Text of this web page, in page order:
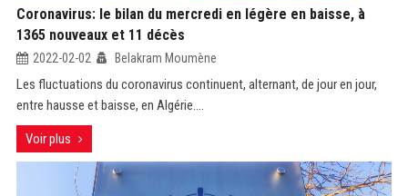
Coronavirus: le bilan du mercredi en légère en baisse, à
1365 nouveaux et 11 décès
2022-02-02 Belakram Moumène
Les fluctuations du coronavirus continuent, alternant, de jour en jour,
entre hausse et baisse, en Algérie....
Voir plus